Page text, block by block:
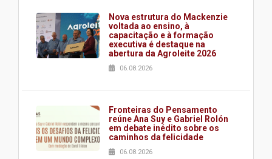
Nova estrutura do Mackenzie
voltada ao ensino, à
capacitação e à formação
executiva é destaque na
abertura da Agroleite 2026
06.08.2026
Fronteiras do Pensamento
reúne Ana Suy e Gabriel Rolón
em debate inédito sobre os
caminhos da felicidade
06.08.2026